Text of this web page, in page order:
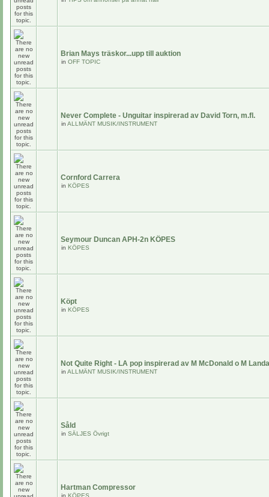
Brian Mays träskor...upp till auktion
in OFF TOPIC
Never Complete - Unguitar inspirerad av David Torn, m.fl.
in ALLMÄNT MUSIK/INSTRUMENT
Cornford Carrera
in KÖPES
Seymour Duncan APH-2n KÖPES
in KÖPES
Köpt
in KÖPES
Not Quite Right - LA pop inspirerad av M McDonald o M
in ALLMÄNT MUSIK/INSTRUMENT
Såld
in SÄLJES Övrigt
Hartman Compressor
in KÖPES